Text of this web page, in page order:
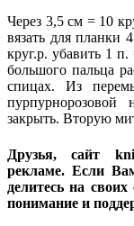
Через 3,5 см = 10
вязать для планки
круг.р. убавить 1
большого пальца
спицах. Из
закрыть. Вторую
Друзья, сайт
рекламе. Если
делитесь на
понимание и